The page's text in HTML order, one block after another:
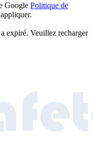
Google Politique de
appliquer.
expiré. Veuillez recharger